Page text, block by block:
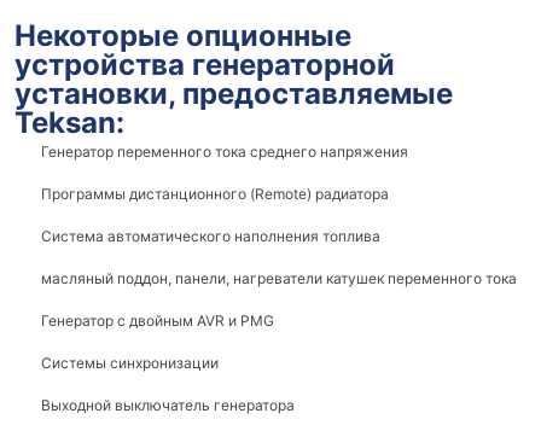
Некоторые опционные
устройства генераторной
установки, предоставляемые
Teksan:
Генератор переменного тока среднего напряжения
Программы дистанционного (Remote) радиатора
Система автоматического наполнения топлива
масляный поддон, панели, нагреватели катушек переменного тока
Генератор с двойным AVR и PMG
Системы синхронизации
Выходной выключатель генератора